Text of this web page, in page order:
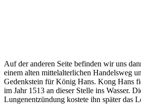
Auf der anderen Seite befinden wir uns
einem alten mittelalterlichen Handelsweg
Gedenkstein für König Hans. Kong Hans
im Jahr 1513 an dieser Stelle ins Wasser.
Lungenentzündung kostete ihn später das